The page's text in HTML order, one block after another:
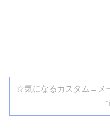
☆気になるカスタム→メ